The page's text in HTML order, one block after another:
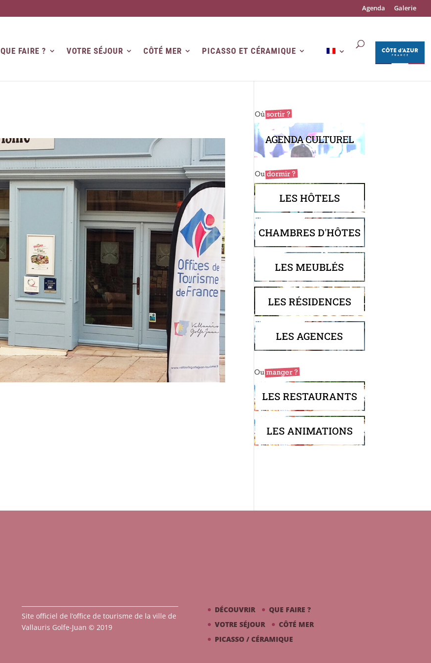
Agenda Galerie
QUE FAIRE ? VOTRE SÉJOUR CÔTÉ MER PICASSO ET CÉRAMIQUE
AGENDA CULTUREL
LES HÔTELS
CHAMBRES D'HÔTES
LES MEUBLÉS
LES RÉSIDENCES
LES AGENCES
LES RESTAURANTS
LES ANIMATIONS
Site officiel de l’office de tourisme de la ville de
Vallauris Golfe-Juan © 2019
DÉCOUVRIR
QUE FAIRE ?
VOTRE SÉJOUR
CÔTÉ MER
PICASSO / CÉRAMIQUE